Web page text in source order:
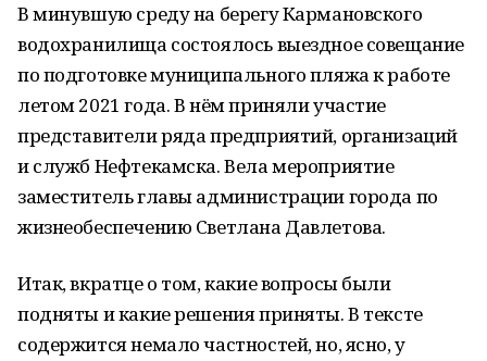
В минувшую среду на берегу Кармановского
водохранилища состоялось выездное совещание
по подготовке муниципального пляжа к работе
летом 2021 года. В нём приняли участие
представители ряда предприятий, организаций
и служб Нефтекамска. Вела мероприятие
заместитель главы администрации города по
жизнеобеспечению Светлана Давлетова.
Итак, вкратце о том, какие вопросы были
подняты и какие решения приняты. В тексте
содержится немало частностей, но, ясно, у